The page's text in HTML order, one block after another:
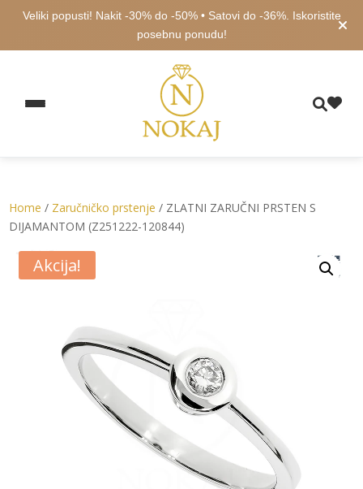
Veliki popusti! Nakit -30% do -50% • Satovi do -36%. Iskoristite
posebnu ponudu!
Home / Zaručničko prstenje / ZLATNI ZARUČNI PRSTEN S
DIJAMANTOM (Z251222-120844)
Akcija!